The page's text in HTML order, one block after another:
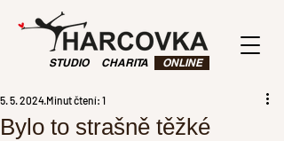
STUDIO CHARITA ONLINE
Bylo to strašně těžké
5. 5. 2024 Minut čtení: 1